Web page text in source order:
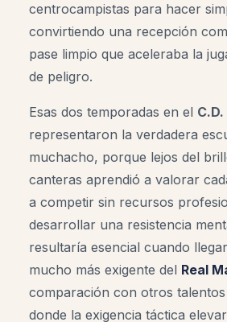
centrocampistas para hacer
convirtiendo una recepción
pase limpio que aceleraba la
de peligro.
Esas dos temporadas en el
representaron la verdadera
muchacho, porque lejos del
canteras aprendió a valorar
a competir sin recursos
desarrollar una resistencia
resultaría esencial cuando
mucho más exigente del Real
comparación con otros
donde la exigencia táctica